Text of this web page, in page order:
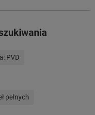
PVD
pełnych